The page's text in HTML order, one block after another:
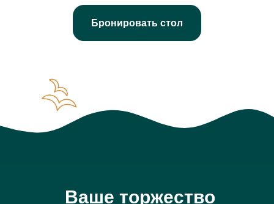
Бронировать стол